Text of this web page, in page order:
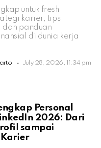
untuk fresh
karier, tips
dan panduan
di dunia kerja
July 28, 2026, 11:34 pm
Personal
2026: Dari
sampai